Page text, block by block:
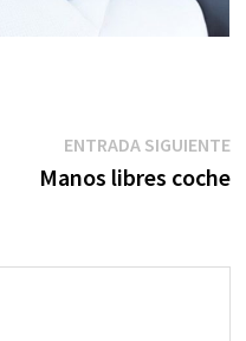
ENTRADA SIGUIENTE
Manos libres coche